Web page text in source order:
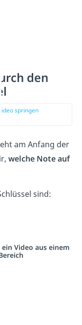
den
springen
am Anfang der
welche Note auf
sind:
Video aus einem